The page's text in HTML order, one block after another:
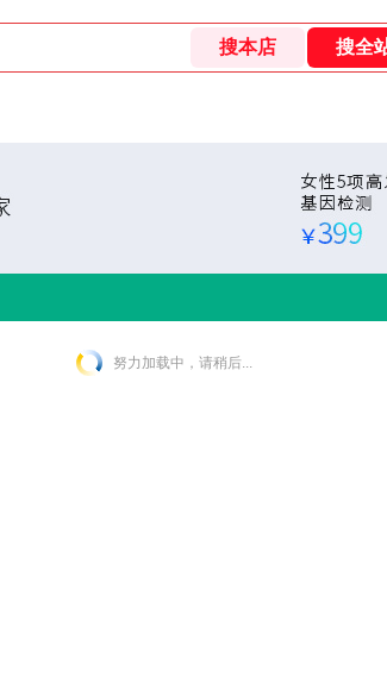
努力加载中，请稍后...